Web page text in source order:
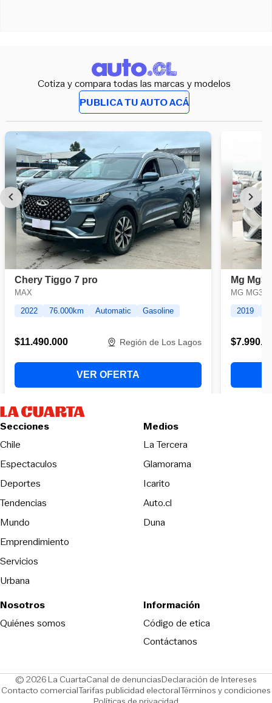
Cotiza y compara todas las marcas y modelos
PUBLICA TU AUTO ACÁ
Secciones
Chile
Espectaculos
Deportes
Tendencias
Mundo
Emprendimiento
Servicios
Urbana
Medios
La TerceraOpens in new
Glamorama
Icarito
Auto.cl
DunaOpens in new window
Nosotros
Quiénes somos
Información
Código de eticaOpens in new
Contáctanos
© 2026 La CuartaCanal de denunciasOpens in new window
Declaración de Intereses
Contacto comercialOpens in new window
Tarifas publicidad electoralOpens in new window
Términos y condiciones